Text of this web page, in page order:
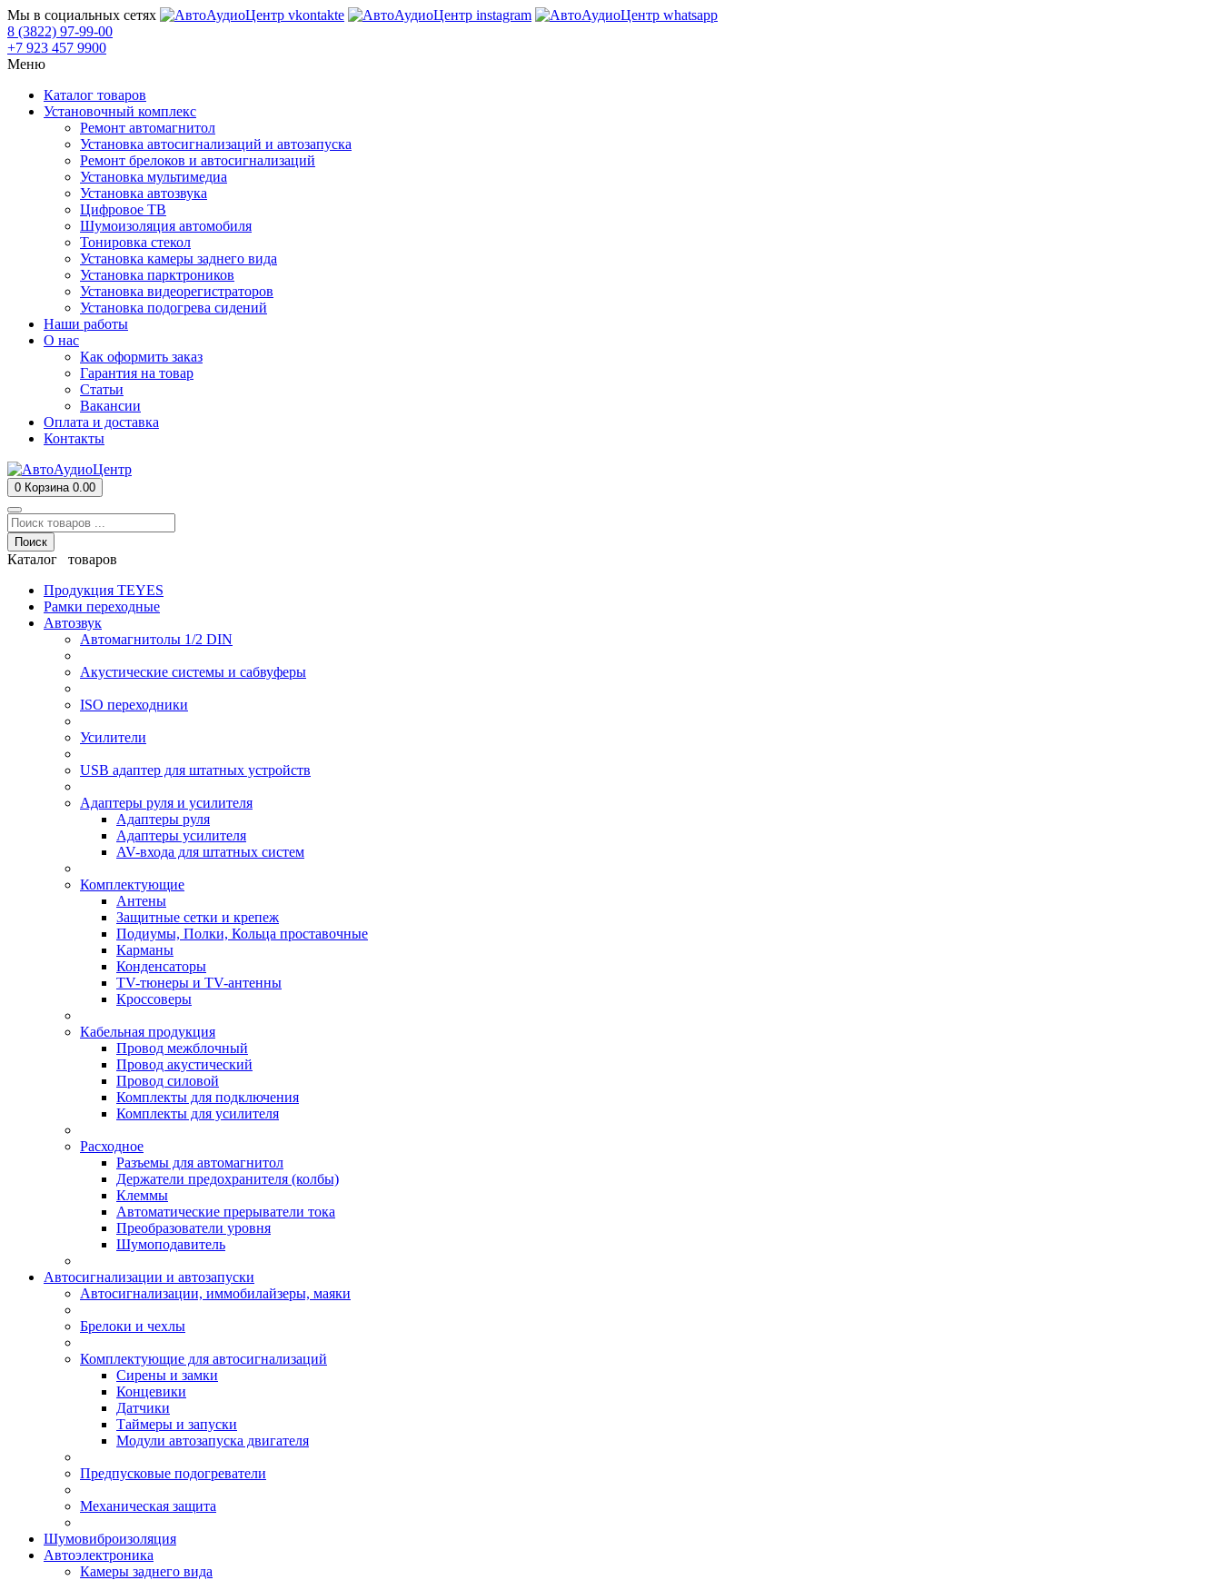
Мы в социальных сетях
8 (3822) 97-99-00
+7 923 457 9900
Меню
Каталог товаров
Установочный комплекс
Ремонт автомагнитол
Установка автосигнализаций и автозапуска
Ремонт брелоков и автосигнализаций
Установка мультимедиа
Установка автозвука
Цифровое ТВ
Шумоизоляция автомобиля
Тонировка стекол
Установка камеры заднего вида
Установка парктроников
Установка видеорегистраторов
Установка подогрева сидений
Наши работы
О нас
Как оформить заказ
Гарантия на товар
Статьи
Вакансии
Оплата и доставка
Контакты
0 Корзина 0.00
Поиск
Каталог товаров
Продукция TEYES
Рамки переходные
Автозвук
Автомагнитолы 1/2 DIN
Акустические системы и сабвуферы
ISO переходники
Усилители
USB адаптер для штатных устройств
Адаптеры руля и усилителя
Адаптеры руля
Адаптеры усилителя
AV-входа для штатных систем
Комплектующие
Антены
Защитные сетки и крепеж
Подиумы, Полки, Кольца проставочные
Карманы
Конденсаторы
TV-тюнеры и TV-антенны
Кроссоверы
Кабельная продукция
Провод межблочный
Провод акустический
Провод силовой
Комплекты для подключения
Комплекты для усилителя
Расходное
Разъемы для автомагнитол
Держатели предохранителя (колбы)
Клеммы
Автоматические прерыватели тока
Преобразователи уровня
Шумоподавитель
Автосигнализации и автозапуски
Автосигнализации, иммобилайзеры, маяки
Брелоки и чехлы
Комплектующие для автосигнализаций
Сирены и замки
Концевики
Датчики
Таймеры и запуски
Модули автозапуска двигателя
Предпусковые подогреватели
Механическая защита
Шумовиброизоляция
Автоэлектроника
Камеры заднего вида